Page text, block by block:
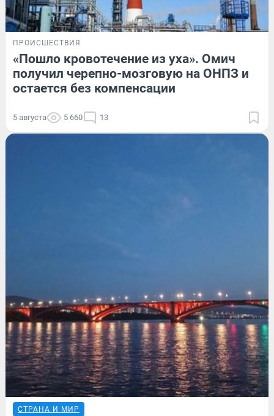
ПРОИСШЕСТВИЯ
«Пошло кровотечение из уха». Омич
получил черепно-мозговую на ОНПЗ и
остается без компенсации
5 августа 5 660 13
СТРАНА И МИР